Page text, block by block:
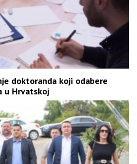
doktoranda koji odabere
u Hrvatskoj